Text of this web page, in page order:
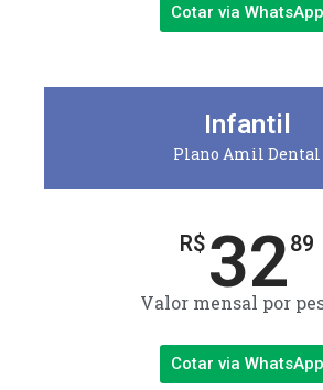
Cotar via WhatsApp
Infantil
Plano Amil Dental
R$ 3289
Valor mensal por
Cotar via WhatsApp